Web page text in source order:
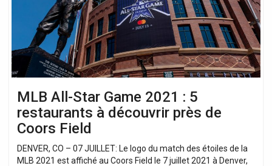
MLB All-Star Game 2021 : 5
restaurants à découvrir près de
Coors Field
DENVER, CO – 07 JUILLET: Le logo du match des étoiles de la
MLB 2021 est affiché au Coors Field le 7 juillet 2021 à Denver,
restaurants
découvrir
près
de
Field